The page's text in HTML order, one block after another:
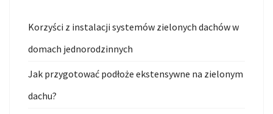
Korzyści z instalacji systemów zielonych dachów w
domach jednorodzinnych
Jak przygotować podłoże ekstensywne na zielonym
dachu?